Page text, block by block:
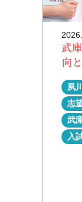
武
向
夙川
志
武
入